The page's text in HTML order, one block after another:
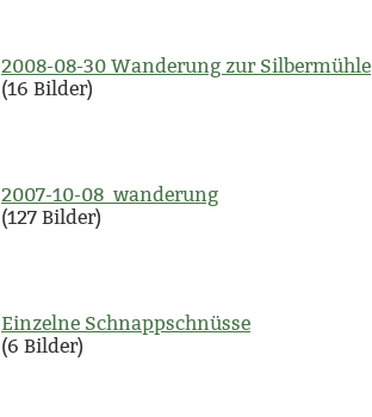
2008-08-30 Wanderung zur Silbermühle
(16 Bilder)
2007-10-08_wanderung
(127 Bilder)
Einzelne Schnappschnüsse
(6 Bilder)